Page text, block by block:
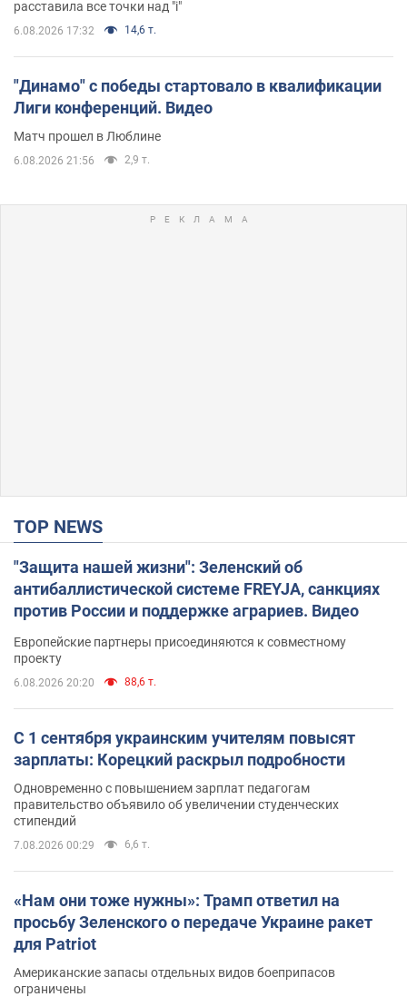
расставила все точки над "i"
6.08.2026 17:32 14,6 т.
"Динамо" с победы стартовало в квалификации
Лиги конференций. Видео
Матч прошел в Люблине
6.08.2026 21:56 2,9 т.
TOP NEWS
"Защита нашей жизни": Зеленский об
антибаллистической системе FREYJA, санкциях
против России и поддержке аграриев. Видео
Европейские партнеры присоединяются к совместному
проекту
6.08.2026 20:20 88,6 т.
С 1 сентября украинским учителям повысят
зарплаты: Корецкий раскрыл подробности
Одновременно с повышением зарплат педагогам
правительство объявило об увеличении студенческих
стипендий
7.08.2026 00:29 6,6 т.
«Нам они тоже нужны»: Трамп ответил на
просьбу Зеленского о передаче Украине ракет
для Patriot
Американские запасы отдельных видов боеприпасов
ограничены